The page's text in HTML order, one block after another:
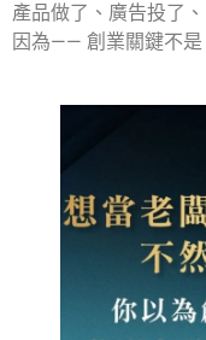
產品做了、廣告投了
因為—— 創業關鍵不是